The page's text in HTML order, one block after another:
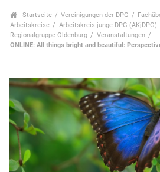
Startseite Vereinigungen der DPG
Arbeitskreise
Arbeitskreis junge DPG (AKjDPG)
Regionalgruppe Oldenburg
Veranstaltungen
ONLINE: All things bright and beautiful: